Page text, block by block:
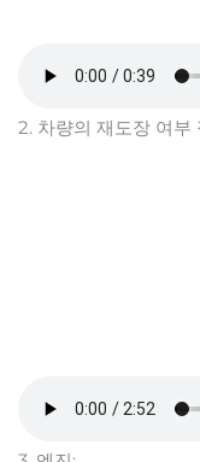
2. 차량의 재도장 여부